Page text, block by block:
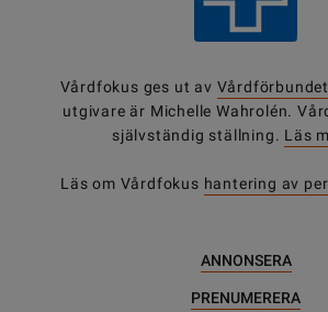
Vårdfokus ges ut av Vårdförbundet
utgivare är Michelle Wahrolén.
självständig ställning. Läs
Läs om Vårdfokus hantering av
ANNONSERA
PRENUMERERA